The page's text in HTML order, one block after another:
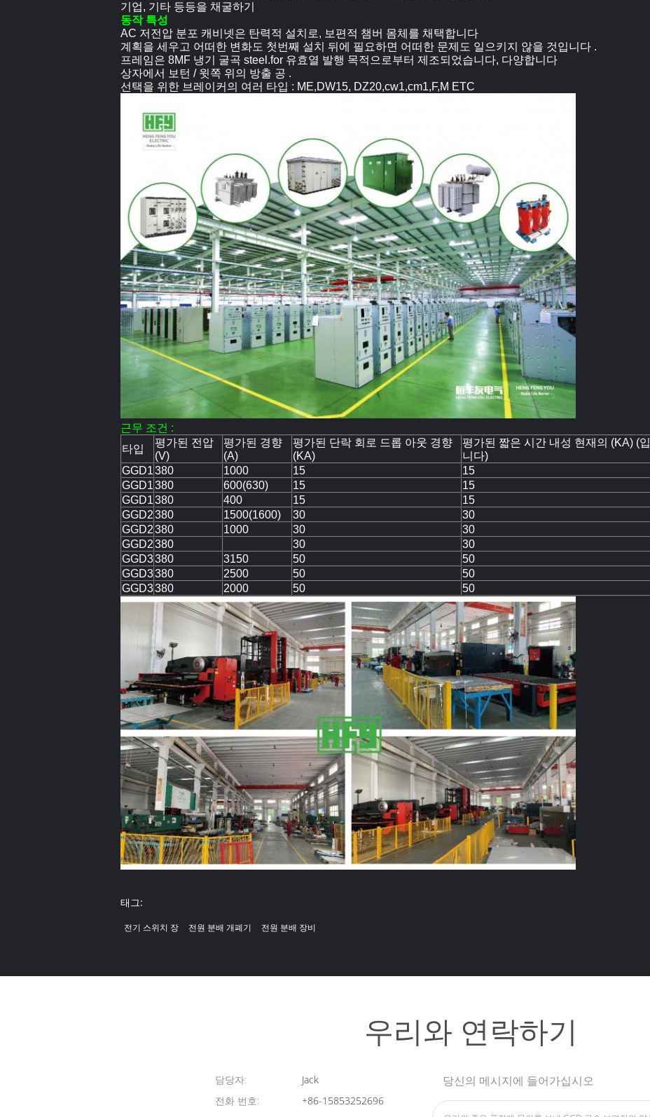
기업, 기타 등등을 채굴하기
동작 특성
AC 저전압 분포 캐비넷은 탄력적 설치로, 보편적 챔버 몸체를 채택합니다
계획을 세우고 어떠한 변화도 첫번째 설치 뒤에 필요하면 어떠한 문제도 일으키지 않을 것입니다 .
프레임은 8MF 냉기 굴곡 steel.for 유효열 발행 목적으로부터 제조되었습니다, 다양합니다
상자에서 보턴 / 윗쪽 위의 방출 공 .
선택을 위한 브레이커의 여러 타입 : ME,DW15, DZ20,cw1,cm1,F,M ETC
근무 조건 :
타입
평가된 전압
(V)
평가된 경향
(A)
평가된 단락 회로 드롭 아웃 경향
(KA)
평가된 짧은 시간 내성 현재의 (KA) (입
니다)
GGD1380 1000 15 15
GGD1380 600(630) 15 15
GGD1380 400 15 15
GGD2380 1500(1600) 30 30
GGD2380 1000 30 30
GGD2380 30 30
GGD3380 3150 50 50
GGD3380 2500 50 50
GGD3380 2000 50 50
태그:
전기 스위치 장 전원 분배 개폐기 전원 분배 장비
우리와 연락하기
담당자:
Jack
전화 번호:
+86-15853252696
당신의 메시지에 들어가십시오